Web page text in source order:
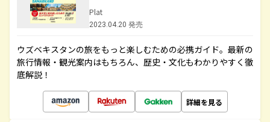
Plat
2023.04.20 発売
ウズベキスタンの旅をもっと楽しむための必携ガイド。最新の
旅行情報・観光案内はもちろん、歴史・文化もわかりやすく徹
底解説！
詳細を見る